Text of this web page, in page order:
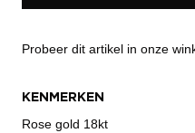
Probeer dit artikel in onze
KENMERKEN
Rose gold 18kt